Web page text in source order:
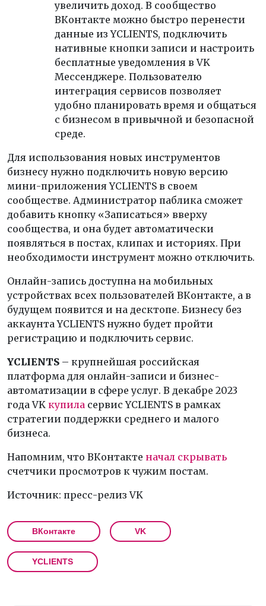
увеличить доход. В сообщество
ВКонтакте можно быстро перенести
данные из YCLIENTS, подключить
нативные кнопки записи и настроить
бесплатные уведомления в VK
Мессенджере. Пользователю
интеграция сервисов позволяет
удобно планировать время и общаться
с бизнесом в привычной и безопасной
среде.
Для использования новых инструментов
бизнесу нужно подключить новую версию
мини-приложения YCLIENTS в своем
сообществе. Администратор паблика сможет
добавить кнопку «Записаться» вверху
сообщества, и она будет автоматически
появляться в постах, клипах и историях. При
необходимости инструмент можно отключить.
Онлайн-запись доступна на мобильных
устройствах всех пользователей ВКонтакте, а в
будущем появится и на десктопе. Бизнесу без
аккаунта YCLIENTS нужно будет пройти
регистрацию и подключить сервис.
YCLIENTS – крупнейшая российская
платформа для онлайн-записи и бизнес-
автоматизации в сфере услуг. В декабре 2023
года VK купила сервис YCLIENTS в рамках
стратегии поддержки среднего и малого
бизнеса.
Напомним, что ВКонтакте начал скрывать
счетчики просмотров к чужим постам.
Источник: пресс-релиз VK
ВКонтакте VK
YCLIENTS